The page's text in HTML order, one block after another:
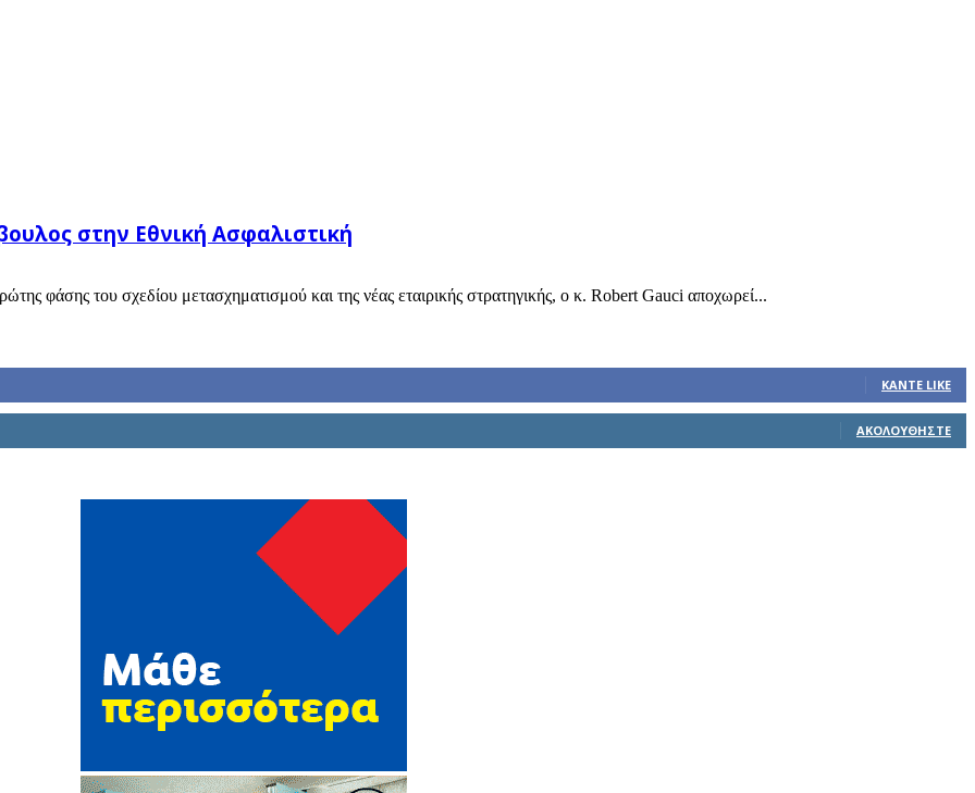
στην Εθνική Ασφαλιστική
φάσης του σχεδίου μετασχηματισμού και της νέας εταιρικής στρατηγικής, o κ. Robert Gauci αποχωρεί...
ΚΆΝΤΕ LIKE
ΑΚΟΛΟΥΘΉΣΤΕ